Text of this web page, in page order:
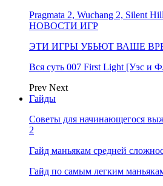
Pragmata 2, Wuchang 2, Silent
НОВОСТИ ИГР
ЭТИ ИГРЫ УБЬЮТ ВАШЕ
Вся суть 007 First Light [Уэс и
Prev Next
Гайды
Советы для начинающегося
2
Гайд маньякам средней
Гайд по самым легким